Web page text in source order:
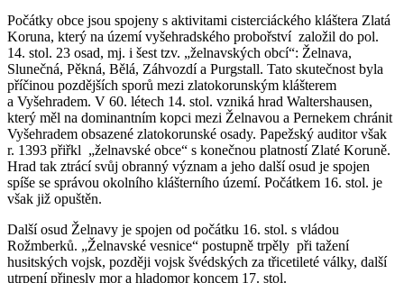
Počátky obce jsou spojeny s aktivitami cisterciáckého kláštera Zlatá
Koruna, který na území vyšehradského probořství založil do pol.
14. stol. 23 osad, mj. i šest tzv. „želnavských obcí“: Želnava,
Slunečná, Pěkná, Bělá, Záhvozdí a Purgstall. Tato skutečnost byla
příčinou pozdějších sporů mezi zlatokorunským klášterem
a Vyšehradem. V 60. létech 14. stol. vzniká hrad Waltershausen,
který měl na dominantním kopci mezi Želnavou a Pernekem chránit
Vyšehradem obsazené zlatokorunské osady. Papežský auditor však
r. 1393 přiřkl „želnavské obce“ s konečnou platností Zlaté Koruně.
Hrad tak ztrácí svůj obranný význam a jeho další osud je spojen
spíše se správou okolního klášterního území. Počátkem 16. stol. je
však již opuštěn.
Další osud Želnavy je spojen od počátku 16. stol. s vládou
Rožmberků. „Želnavské vesnice“ postupně trpěly při tažení
husitských vojsk, později vojsk švédských za třicetileté války, další
utrpení přinesly mor a hladomor koncem 17. stol.